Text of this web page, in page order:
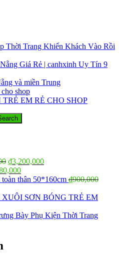
Thời Trang Khiến Khách Vào Rồi
Giá Rẻ | canhxinh Uy Tín 9
và miền Trung
shop
EM RẺ CHO SHOP
₫3,200,000
thân 50*160cm ₫900,000
SƠN BÓNG TRẺ EM
Bày Phụ Kiện Thời Trang